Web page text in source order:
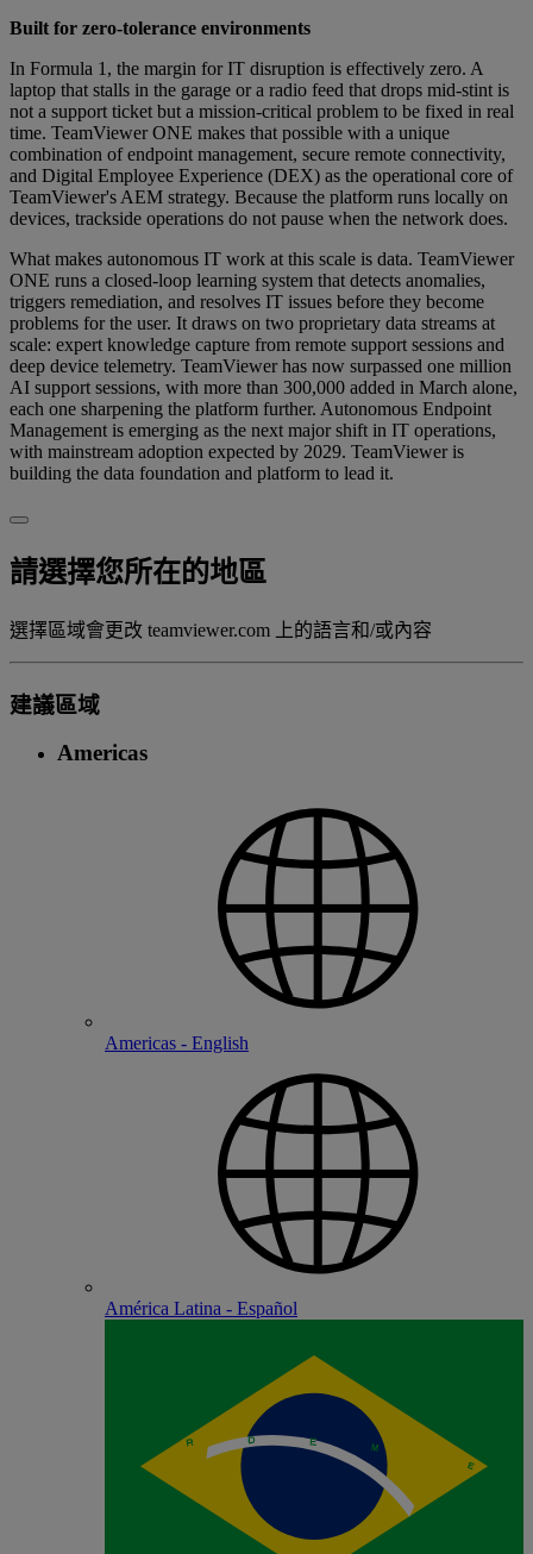
Built for zero-tolerance environments
In Formula 1, the margin for IT disruption is effectively zero. A
laptop that stalls in the garage or a radio feed that drops mid-stint is
not a support ticket but a mission-critical problem to be fixed in real
time. TeamViewer ONE makes that possible with a unique
combination of endpoint management, secure remote connectivity,
and Digital Employee Experience (DEX) as the operational core of
TeamViewer's AEM strategy. Because the platform runs locally on
devices, trackside operations do not pause when the network does.
What makes autonomous IT work at this scale is data. TeamViewer
ONE runs a closed-loop learning system that detects anomalies,
triggers remediation, and resolves IT issues before they become
problems for the user. It draws on two proprietary data streams at
scale: expert knowledge capture from remote support sessions and
deep device telemetry. TeamViewer has now surpassed one million
AI support sessions, with more than 300,000 added in March alone,
each one sharpening the platform further. Autonomous Endpoint
Management is emerging as the next major shift in IT operations,
with mainstream adoption expected by 2029. TeamViewer is
building the data foundation and platform to lead it.
請選擇您所在的地區
選擇區域會更改 teamviewer.com 上的語言和/或內容
建議區域
Americas
Americas - English
América Latina - Español